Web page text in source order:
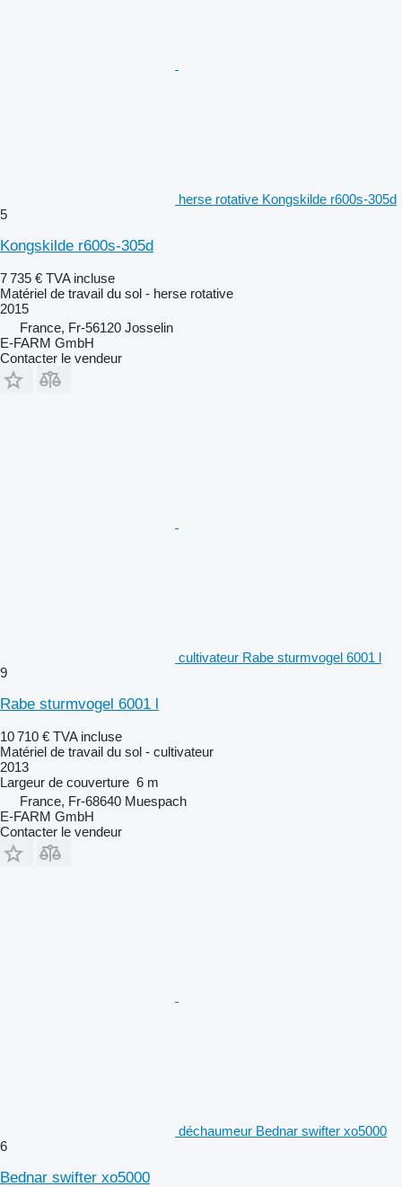
herse rotative Kongskilde r600s-305d
5
Kongskilde r600s-305d
7 735 € TVA incluse
Matériel de travail du sol - herse rotative
2015
France, Fr-56120 Josselin
E-FARM GmbH
Contacter le vendeur
cultivateur Rabe sturmvogel 6001 l
9
Rabe sturmvogel 6001 l
10 710 € TVA incluse
Matériel de travail du sol - cultivateur
2013
Largeur de couverture 6 m
France, Fr-68640 Muespach
E-FARM GmbH
Contacter le vendeur
déchaumeur Bednar swifter xo5000
6
Bednar swifter xo5000